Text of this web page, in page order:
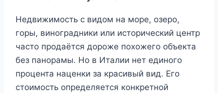
Недвижимость с видом на море, озеро,
горы, виноградники или исторический центр
часто продаётся дороже похожего объекта
без панорамы. Но в Италии нет единого
процента наценки за красивый вид. Его
стоимость определяется конкретной